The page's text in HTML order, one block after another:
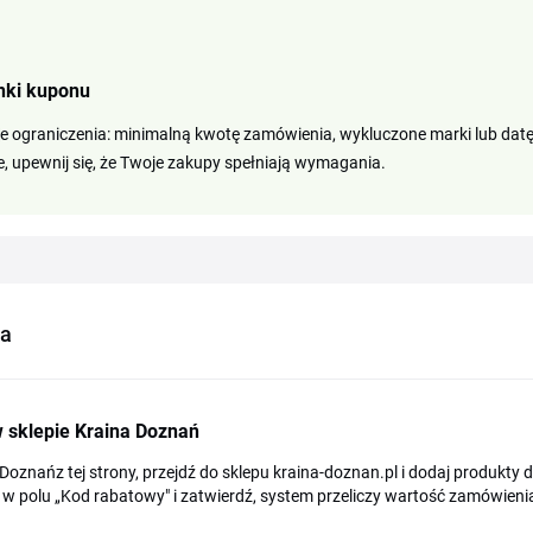
kuponu
ograniczenia: minimalną kwotę zamówienia, wykluczone marki lub
upewnij się, że Twoje zakupy spełniają wymagania.
Kraina Doznań
tej strony, przejdź do sklepu kraina-doznan.pl i dodaj produkty
polu „Kod rabatowy" i zatwierdź, system przeliczy wartość